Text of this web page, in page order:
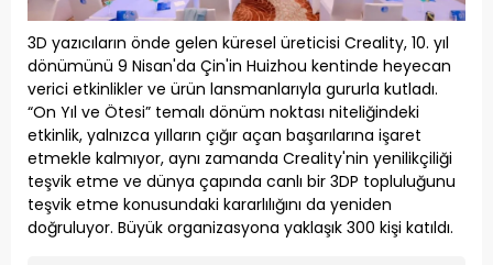
3D yazıcıların önde gelen küresel üreticisi Creality, 10. yıl
dönümünü 9 Nisan'da Çin'in Huizhou kentinde heyecan
verici etkinlikler ve ürün lansmanlarıyla gururla kutladı.
“On Yıl ve Ötesi” temalı dönüm noktası niteliğindeki
etkinlik, yalnızca yılların çığır açan başarılarına işaret
etmekle kalmıyor, aynı zamanda Creality'nin yenilikçiliği
teşvik etme ve dünya çapında canlı bir 3DP topluluğunu
teşvik etme konusundaki kararlılığını da yeniden
doğruluyor. Büyük organizasyona yaklaşık 300 kişi katıldı.